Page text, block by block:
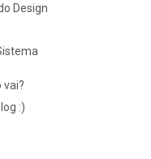
Design
vai?
:)